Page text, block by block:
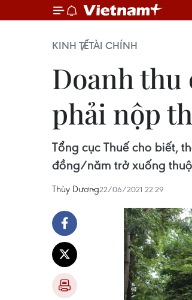
KINH TẾTÀI CHÍNH
Doanh thu
phải nộp
Tổng cục Thuế cho biết,
đồng/năm trở xuống
Thùy Dương22/06/2021 22:29